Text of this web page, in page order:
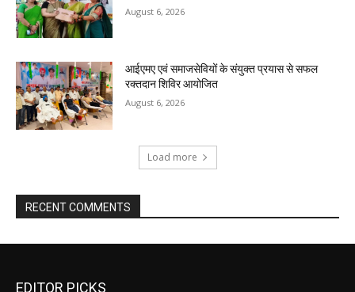
August 6, 2026
आईएमए एवं समाजसेवियों के संयुक्त प्रयास से सफल
रक्तदान शिविर आयोजित
August 6, 2026
Load more
RECENT COMMENTS
EDITOR PICKS